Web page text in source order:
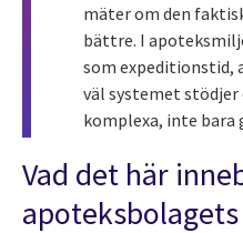
mäter om den
bättre. I
som expeditionstid,
väl systemet stödjer
komplexa, inte
Vad det här